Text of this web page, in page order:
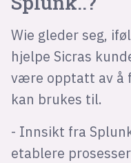
Wie gleder seg,
hjelpe Sicras
være opptatt av å
kan brukes til.
- Innsikt fra
etablere